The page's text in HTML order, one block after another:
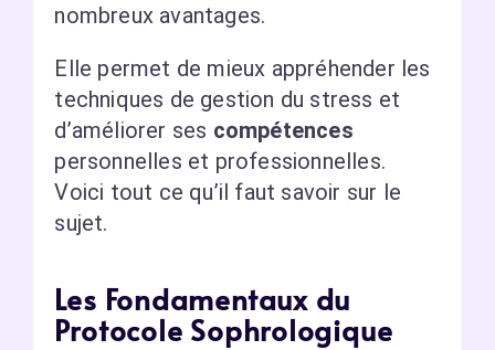
nombreux avantages.
Elle permet de mieux appréhender les
techniques de gestion du stress et
d’améliorer ses compétences
personnelles et professionnelles.
Voici tout ce qu’il faut savoir sur le
sujet.
Les Fondamentaux du
Protocole Sophrologique